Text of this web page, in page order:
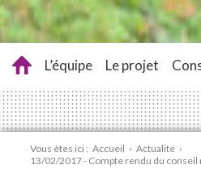
L’équipe Le projet
Vous êtes ici : Accueil › Actualite ›
13/02/2017 - Compte rendu du